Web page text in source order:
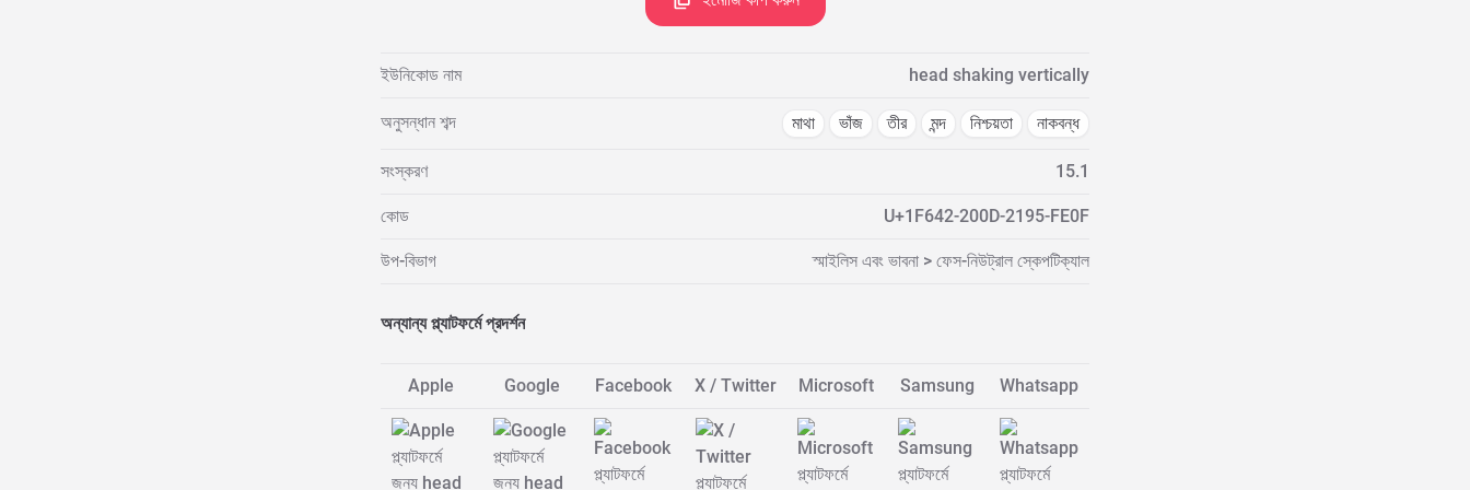
ইউনিকোড নাম head shaking vertically
অনুসন্ধান শব্দ মাথা ভাঁজ তীর মন্দ নিশ্চয়তা নাকবন্ধ
সংস্করণ 15.1
কোড U+1F642-200D-2195-FE0F
উপ-বিভাগ স্মাইলিস এবং ভাবনা > ফেস-নিউট্রাল স্কেপটিক্যাল
অন্যান্য প্ল্যাটফর্মে প্রদর্শন
Apple Google Facebook X / Twitter Microsoft Samsung Whatsapp